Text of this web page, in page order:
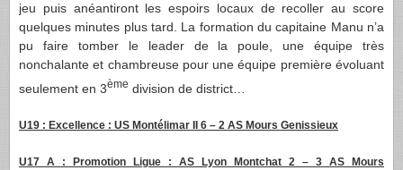
jeu puis anéantiront les espoirs locaux de recoller au score
quelques minutes plus tard. La formation du capitaine Manu n’a
pu faire tomber le leader de la poule, une équipe très
nonchalante et chambreuse pour une équipe première évoluant
seulement en 3ème division de district…
U19 : Excellence : US Montélimar II 6 – 2 AS Mours Genissieux
U17 A : Promotion Ligue : AS Lyon Montchat 2 – 3 AS Mours